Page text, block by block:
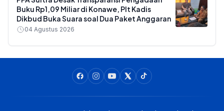
Buku Rp1,09 Miliar di Konawe, Plt Kadis
Dikbud Buka Suara soal Dua Paket Anggaran
04 Agustus 2026